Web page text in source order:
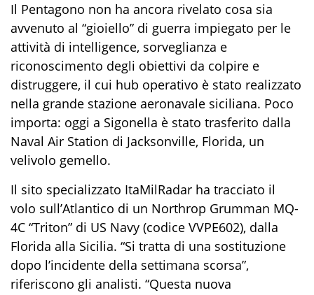
Il Pentagono non ha ancora rivelato cosa sia
avvenuto al “gioiello” di guerra impiegato per le
attività di intelligence, sorveglianza e
riconoscimento degli obiettivi da colpire e
distruggere, il cui hub operativo è stato realizzato
nella grande stazione aeronavale siciliana. Poco
importa: oggi a Sigonella è stato trasferito dalla
Naval Air Station di Jacksonville, Florida, un
velivolo gemello.
Il sito specializzato ItaMilRadar ha tracciato il
volo sull’Atlantico di un Northrop Grumman MQ-
4C “Triton” di US Navy (codice VVPE602), dalla
Florida alla Sicilia. “Si tratta di una sostituzione
dopo l’incidente della settimana scorsa”,
riferiscono gli analisti. “Questa nuova